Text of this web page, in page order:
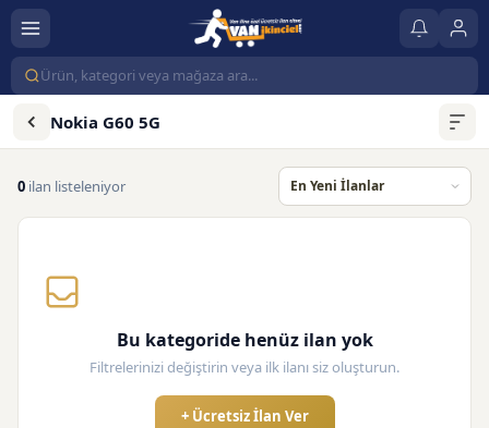
Nokia G60 5G
0 ilan listeleniyor
Bu kategoride henüz ilan yok
Filtrelerinizi değiştirin veya ilk ilanı siz oluşturun.
+ Ücretsiz İlan Ver